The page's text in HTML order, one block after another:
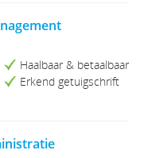
Haalbaar & betaalbaar
Erkend getuigschrift